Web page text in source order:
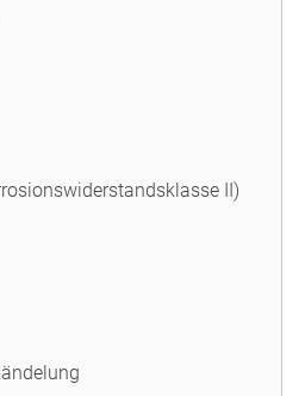
II)